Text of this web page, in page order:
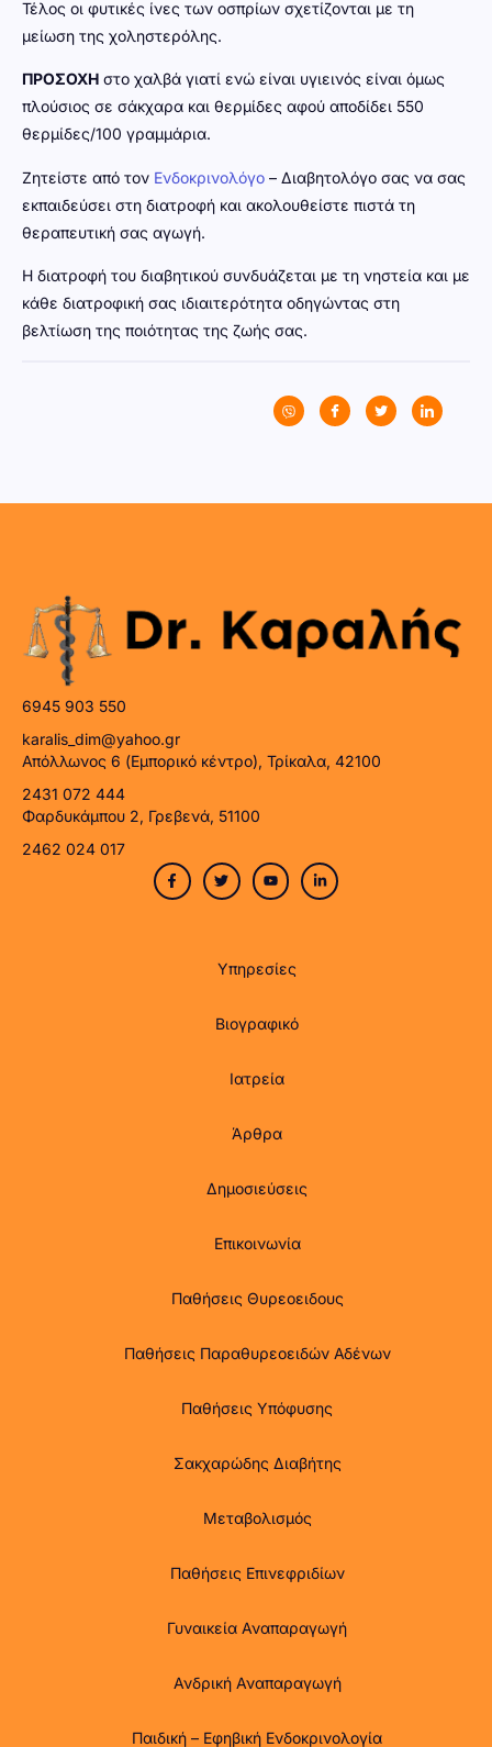
Τέλος οι φυτικές ίνες των οσπρίων σχετίζονται με τη
μείωση της χοληστερόλης.
ΠΡΟΣΟΧΗ στο χαλβά γιατί ενώ είναι υγιεινός είναι όμως
πλούσιος σε σάκχαρα και θερμίδες αφού αποδίδει 550
θερμίδες/100 γραμμάρια.
Ζητείστε από τον Ενδοκρινολόγο – Διαβητολόγο σας να σας
εκπαιδεύσει στη διατροφή και ακολουθείστε πιστά τη
θεραπευτική σας αγωγή.
Η διατροφή του διαβητικού συνδυάζεται με τη νηστεία και με
κάθε διατροφική σας ιδιαιτερότητα οδηγώντας στη
βελτίωση της ποιότητας της ζωής σας.
6945 903 550
karalis_dim@yahoo.gr
Απόλλωνος 6 (Εμπορικό κέντρο), Τρίκαλα, 42100
2431 072 444
Φαρδυκάμπου 2, Γρεβενά, 51100
2462 024 017
Υπηρεσίες
Βιογραφικό
Ιατρεία
Άρθρα
Δημοσιεύσεις
Επικοινωνία
Παθήσεις Θυρεοειδους
Παθήσεις Παραθυρεοειδών Αδένων
Παθήσεις Υπόφυσης
Σακχαρώδης Διαβήτης
Μεταβολισμός
Παθήσεις Επινεφριδίων
Γυναικεία Αναπαραγωγή
Ανδρική Αναπαραγωγή
Παιδική – Εφηβική Ενδοκρινολογία